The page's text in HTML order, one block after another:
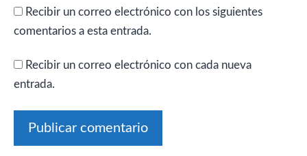
Recibir un correo electrónico con los siguientes
comentarios a esta entrada.
Recibir un correo electrónico con cada nueva
entrada.